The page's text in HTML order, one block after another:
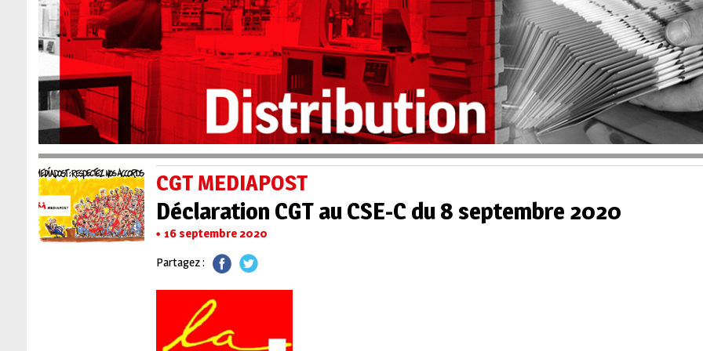
CGT MEDIAPOST
Déclaration CGT au CSE-C du 8 septembre 2020
16 septembre 2020
Partagez :